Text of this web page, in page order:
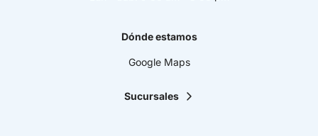
Dónde estamos
Google Maps
Sucursales